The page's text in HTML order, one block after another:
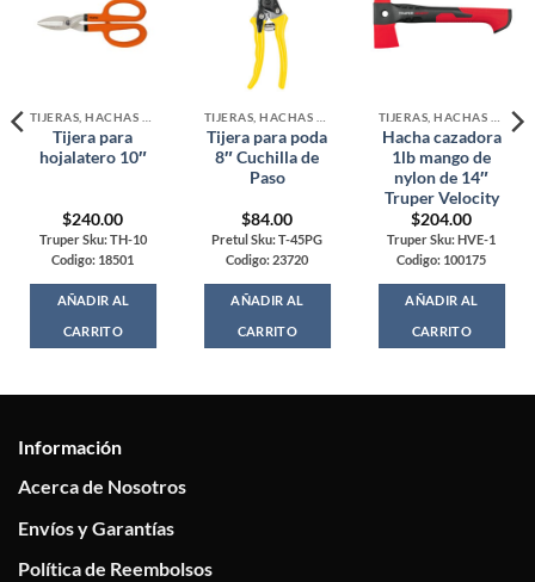
Tijera para
hojalatero 10″
$240.00
Truper Sku: TH-10
Codigo: 18501
AÑADIR AL
CARRITO
Tijera para poda
8″ Cuchilla de
Paso
$84.00
Pretul Sku: T-45PG
Codigo: 23720
AÑADIR AL
CARRITO
Hacha cazadora
1lb mango de
nylon de 14″
Truper Velocity
$204.00
Truper Sku: HVE-1
Codigo: 100175
AÑADIR AL
CARRITO
Información
Acerca de Nosotros
Envíos y Garantías
Política de Reembolsos